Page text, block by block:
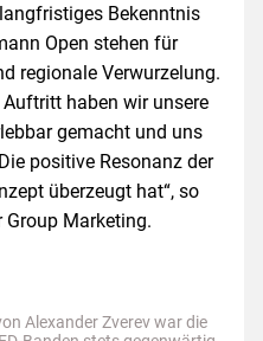
Alexander Zverev war die
Bekenntnis
Open stehen für
regionale Verwurzelung.
haben wir unsere
gemacht und uns
positive Resonanz der
überzeugt hat“, so
Group Marketing.